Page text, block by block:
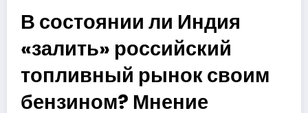
В состоянии ли Индия
«залить» российский
топливный рынок своим
бензином? Мнение